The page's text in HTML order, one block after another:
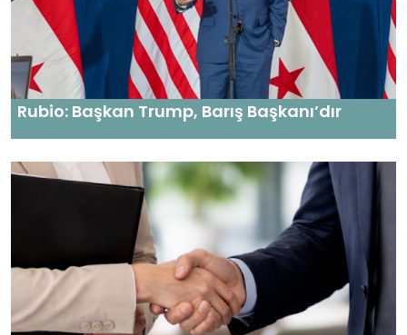
Rubio: Başkan Trump, Barış Başkanı’dır